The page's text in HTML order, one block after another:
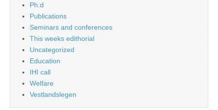
Ph.d
Publications
Seminars and conferences
This weeks edithorial
Uncategorized
Education
IHI call
Welfare
Vestlandslegen